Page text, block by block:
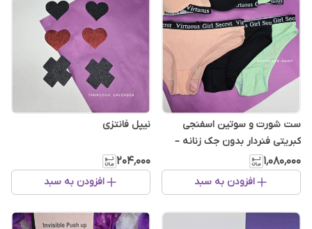
ست شورت و سوتین اسفنجی
کبریتی فنردار بدون جک زنانه –
Girl Secret
۱٬۰۸۰٬۰۰۰
افزودن به سبد
نیپل فانتزی
۲۰۴٬۰۰۰
افزودن به سبد